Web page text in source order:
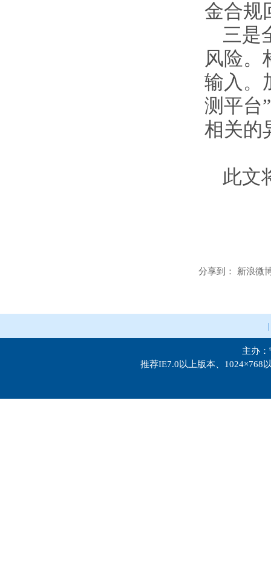
金合规
三是
风险。
输入。
测平台
相关的
此文
分享到： 新浪微
主办
推荐IE7.0以上版本、1024×768